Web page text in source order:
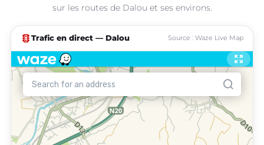
sur les routes de Dalou et ses environs.
traffic Trafic en direct — Dalou Source : Waze Live Map